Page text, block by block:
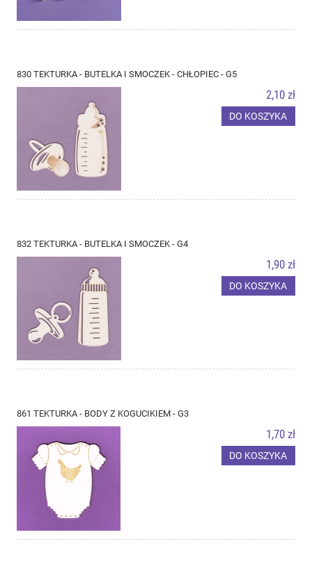
830 TEKTURKA - BUTELKA I SMOCZEK - CHŁOPIEC - G5
2,10 zł
DO KOSZYKA
832 TEKTURKA - BUTELKA I SMOCZEK - G4
1,90 zł
DO KOSZYKA
861 TEKTURKA - BODY Z KOGUCIKIEM - G3
1,70 zł
DO KOSZYKA